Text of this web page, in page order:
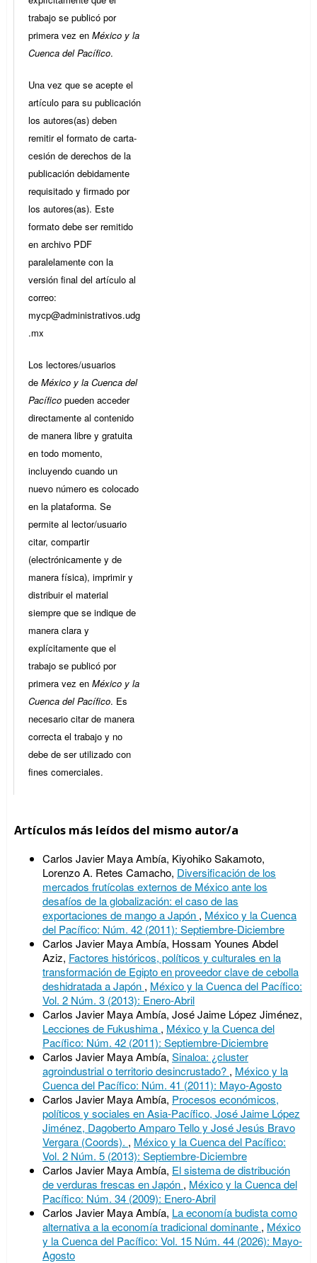
trabajo se publicó por
primera vez en México y la
Cuenca del Pacífico.
Una vez que se acepte el
artículo para su publicación
los autores(as) deben
remitir el formato de carta-
cesión de derechos de la
publicación debidamente
requisitado y firmado por
los autores(as). Este
formato debe ser remitido
en archivo PDF
paralelamente con la
versión final del artículo al
correo:
mycp@administrativos.udg
.mx
Los lectores/usuarios
de México y la Cuenca del
Pacífico pueden acceder
directamente al contenido
de manera libre y gratuita
en todo momento,
incluyendo cuando un
nuevo número es colocado
en la plataforma. Se
permite al lector/usuario
citar, compartir
(electrónicamente y de
manera física), imprimir y
distribuir el material
siempre que se indique de
manera clara y
explícitamente que el
trabajo se publicó por
primera vez en México y la
Cuenca del Pacífico. Es
necesario citar de manera
correcta el trabajo y no
debe de ser utilizado con
fines comerciales.
Artículos más leídos del mismo autor/a
Carlos Javier Maya Ambía, Kiyohiko Sakamoto,
Lorenzo A. Retes Camacho, Diversificación de los
mercados frutícolas externos de México ante los
desafíos de la globalización: el caso de las
exportaciones de mango a Japón , México y la Cuenca
del Pacífico: Núm. 42 (2011): Septiembre-Diciembre
Carlos Javier Maya Ambía, Hossam Younes Abdel
Aziz, Factores históricos, políticos y culturales en la
transformación de Egipto en proveedor clave de cebolla
deshidratada a Japón , México y la Cuenca del Pacífico:
Vol. 2 Núm. 3 (2013): Enero-Abril
Carlos Javier Maya Ambía, José Jaime López Jiménez,
Lecciones de Fukushima , México y la Cuenca del
Pacífico: Núm. 42 (2011): Septiembre-Diciembre
Carlos Javier Maya Ambía, Sinaloa: ¿cluster
agroindustrial o territorio desincrustado? , México y la
Cuenca del Pacífico: Núm. 41 (2011): Mayo-Agosto
Carlos Javier Maya Ambía, Procesos económicos,
políticos y sociales en Asia-Pacífico, José Jaime López
Jiménez, Dagoberto Amparo Tello y José Jesús Bravo
Vergara (Coords). , México y la Cuenca del Pacífico:
Vol. 2 Núm. 5 (2013): Septiembre-Diciembre
Carlos Javier Maya Ambía, El sistema de distribución
de verduras frescas en Japón , México y la Cuenca del
Pacífico: Núm. 34 (2009): Enero-Abril
Carlos Javier Maya Ambía, La economía budista como
alternativa a la economía tradicional dominante , México
y la Cuenca del Pacífico: Vol. 15 Núm. 44 (2026): Mayo-
Agosto